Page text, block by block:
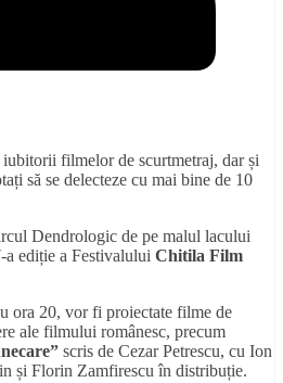
iubitorii filmelor de scurtmetraj, dar și
să se delecteze cu mai bine de 10
Dendrologic de pe malul lacului
a ediție a Festivalului Chitila Film
ora 20, vor fi proiectate filme de
ale filmului românesc, precum
scris de Cezar Petrescu, cu Ion
și Florin Zamfirescu în distribuție.